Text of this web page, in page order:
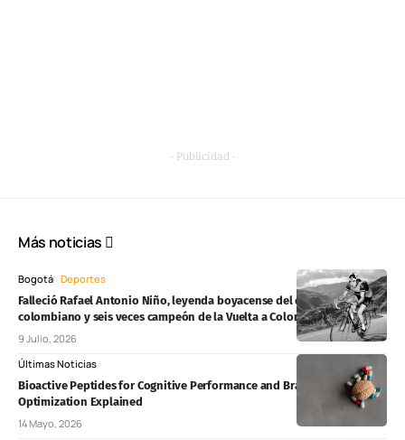
- Publicidad -
Más noticias
Bogotá Deportes
Falleció Rafael Antonio Niño, leyenda boyacense del ciclismo
colombiano y seis veces campeón de la Vuelta a Colombia
9 Julio, 2026
Últimas Noticias
Bioactive Peptides for Cognitive Performance and Brain Health
Optimization Explained
14 Mayo, 2026